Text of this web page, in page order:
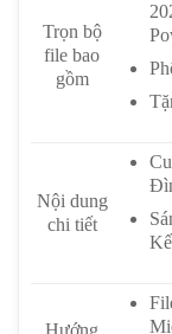
Trọn bộ
file bao
gồm
Nội dung
chi tiết
Hướng